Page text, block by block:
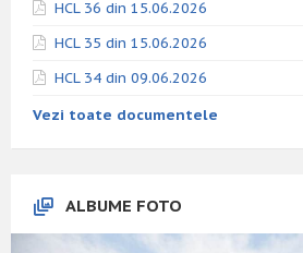
HCL 36 din 15.06.2026
HCL 35 din 15.06.2026
HCL 34 din 09.06.2026
Vezi toate documentele
ALBUME FOTO